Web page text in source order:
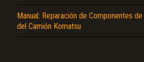
Manual: Reparación de Componentes
del Camión Komatsu
Reportar otro tipo de error...